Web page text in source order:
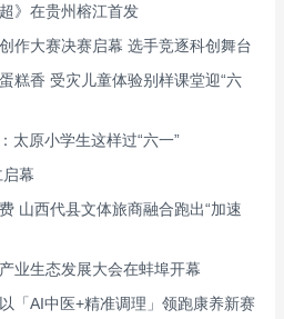
》在贵州榕江首发
作大赛决赛启幕 选手竞逐科创舞台
糕香 受灾儿童体验别样课堂迎“六
太原小学生这样过“六一”
幕
山西代县文体旅商融合跑出“加速
业生态发展大会在蚌埠开幕
「AI中医+精准调理」领跑康养新赛